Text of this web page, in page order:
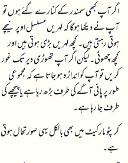
اگر آپ کبھی سمندر کے کنارے گئے ہوں تو
آپ نے دیکھا ہوگا کہ لہریں مسلسل اوپر نیچے
ہوتی رہتی ہیں۔ کچھ لہریں بڑی ہوتی ہیں اور
کچھ چھوٹی۔ لیکن اگر آپ تھوڑی دیر تک غور
کریں تو آپ کو اندازہ ہو جاتا ہے کہ مجموعی
طور پر پانی آگے کی طرف بڑھ رہا ہے یا پیچھے کی
طرف جا رہا ہے۔
کرپٹو مارکیٹ میں بھی بالکل یہی صورتحال ہوتی
ہے۔